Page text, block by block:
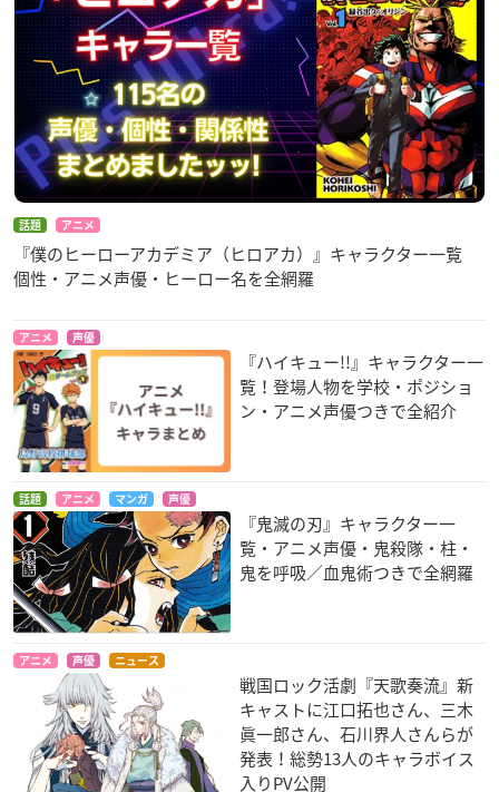
話題 アニメ
『僕のヒーローアカデミア（ヒロアカ）』キャラクター一覧
個性・アニメ声優・ヒーロー名を全網羅
アニメ 声優
『ハイキュー!!』キャラクター一
覧！登場人物を学校・ポジショ
ン・アニメ声優つきで全紹介
話題 アニメ マンガ 声優
『鬼滅の刃』キャラクター一
覧・アニメ声優・鬼殺隊・柱・
鬼を呼吸／血鬼術つきで全網羅
アニメ 声優 ニュース
戦国ロック活劇『天歌奏流』新
キャストに江口拓也さん、三木
眞一郎さん、石川界人さんらが
発表！総勢13人のキャラボイス
入りPV公開